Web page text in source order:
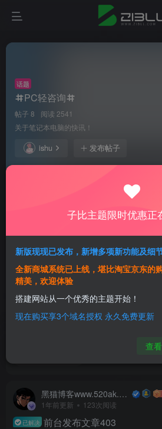
话题
PC轻咨询
帖子 8
阅读 2541
关于笔记本电脑的快讯！
ishu 发布帖子
9个月前发布 107次阅读
黑猫博客www.520ak.com
1年前更新 123次阅读
已解决 前台发布文章403
子比主题限时优惠正
新版现现已发布，新增多项新功能及细
全新商城系统已上线，堪比淘宝京东的
精美，欢迎体验
搭建网站从一个优秀的主题开始！
现在购买享3个域名授权 永久免费更新
查